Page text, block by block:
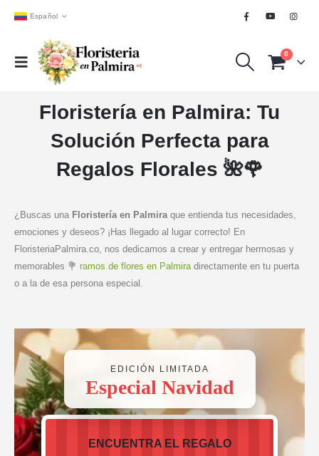
Español
0
Floristería en Palmira: Tu
Solución Perfecta para
Regalos Florales 🌺🌹
¿Buscas una Floristería en Palmiraque entienda tus necesidades,
emociones y deseos? ¡Has llegado al lugar correcto! En
FloristeriaPalmira.co, nos dedicamos a crear y entregar hermosas y
memorables 💐 ramos de flores en Palmiradirectamente en tu puerta
o a la de esa persona especial.
EDICIÓN LIMITADA
Especial Navidad
ENCUENTRA EL REGALO